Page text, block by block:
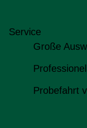
Service
Große
Probefahrt